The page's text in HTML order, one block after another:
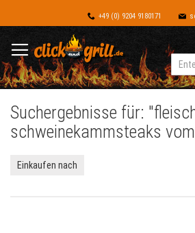
+49 (0) 9204 9180171
Suchergebnisse für:
schweinekammsteaks
Einkaufen nach